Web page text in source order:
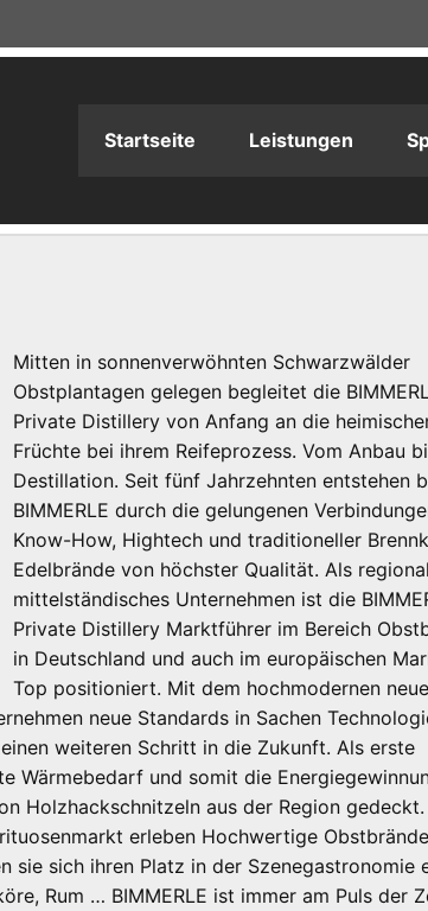
Startseite Leistungen
Mitten in sonnenverwöhnten Schwarzwälder
Obstplantagen gelegen begleitet die
Private Distillery von Anfang an die
Früchte bei ihrem Reifeprozess. Vom Anbau
Destillation. Seit fünf Jahrzehnten entstehen
BIMMERLE durch die gelungenen
Know-How, Hightech und traditioneller
Edelbrände von höchster Qualität. Als
mittelständisches Unternehmen ist die
Private Distillery Marktführer im Bereich
in Deutschland und auch im europäischen
Top positioniert. Mit dem hochmodernen
neue Standards in Sachen
weiteren Schritt in die Zukunft. Als erste
Wärmebedarf und somit die
Holzhackschnitzeln aus der Region gedeckt.
erleben Hochwertige
sie sich ihren Platz in der Szenegastronomie
Rum … BIMMERLE ist immer am Puls der